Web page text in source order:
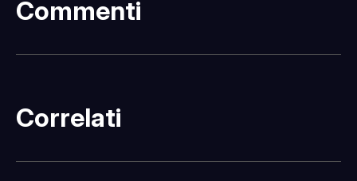
Commenti
Correlati